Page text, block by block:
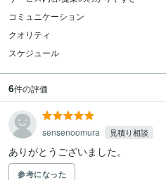
コミュニケーション
クオリティ
スケジュール
6件の評価
sensenoomura 見積り相談
ありがとうございました。
参考になった